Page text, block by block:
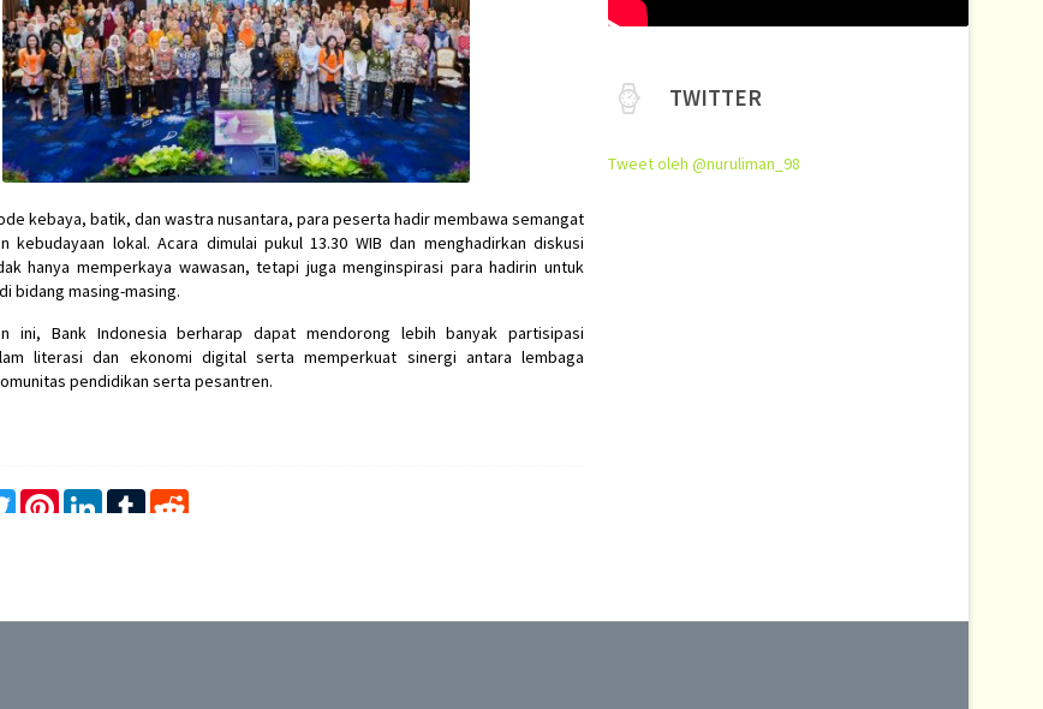
kebaya, batik, dan wastra nusantara, para peserta hadir membawa semangat
kebudayaan lokal. Acara dimulai pukul 13.30 WIB dan menghadirkan diskusi
hanya memperkaya wawasan, tetapi juga menginspirasi para hadirin untuk
bidang masing-masing.
ini, Bank Indonesia berharap dapat mendorong lebih banyak partisipasi
literasi dan ekonomi digital serta memperkuat sinergi antara lembaga
pendidikan serta pesantren.
TwitterPinterestLinkedInTumblrReddit
TWITTER
Tweet oleh @nuruliman_98